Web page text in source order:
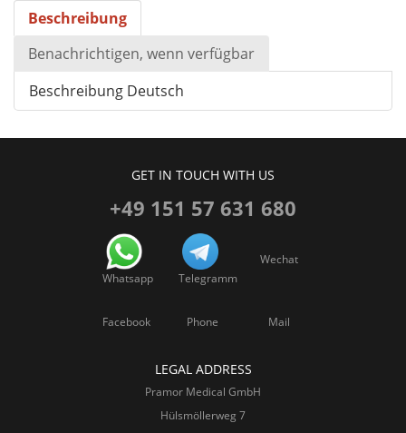
Beschreibung
Benachrichtigen, wenn verfügbar
Beschreibung Deutsch
GET IN TOUCH WITH US
+49 151 57 631 680
Whatsapp Telegramm
Wechat
Facebook Phone Mail
LEGAL ADDRESS
Pramor Medical GmbH
Hülsmöllerweg 7